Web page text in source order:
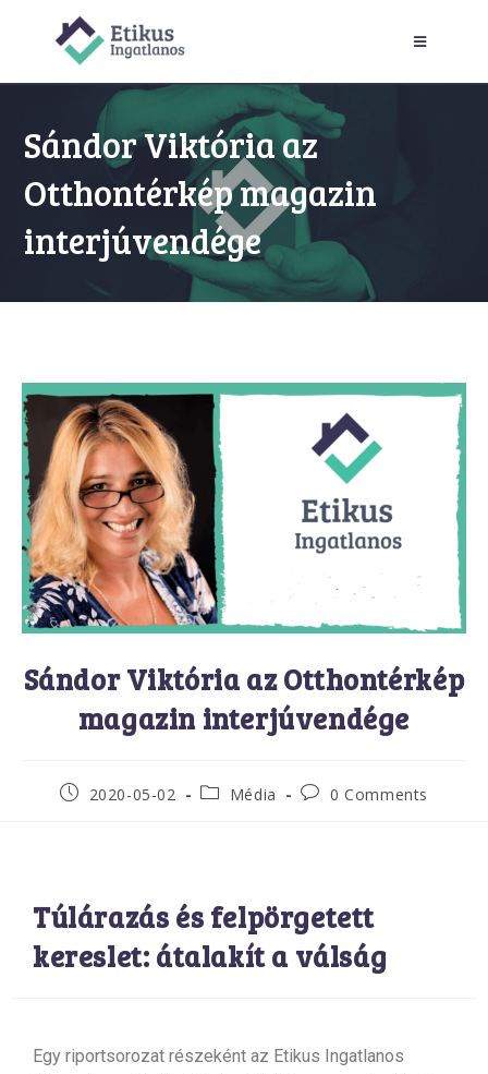
Sándor Viktória az
Otthontérkép magazin
interjúvendége
Sándor Viktória az Otthontérkép
magazin interjúvendége
2020-05-02 Média 0 Comments
Túlárazás és felpörgetett
kereslet: átalakít a válság
Egy riportsorozat részeként az Etikus Ingatlanos